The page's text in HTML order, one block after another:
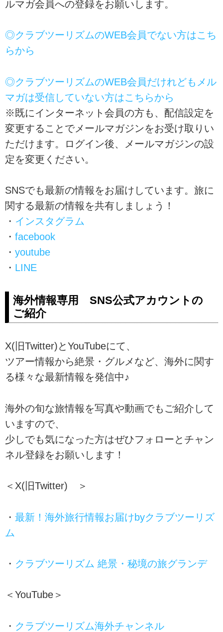
ルマガ会員への登録をお願いします。
◎クラブツーリズムのWEB会員でない方はこち
らから
◎クラブツーリズムのWEB会員だけれどもメル
マガは受信していない方はこちらから
※既にインターネット会員の方も、配信設定を
変更することでメールマガジンをお受け取りい
ただけます。ログイン後、メールマガジンの設
定を変更ください。
SNSでも最新の情報をお届けしています。旅に
関する最新の情報を共有しましょう！
・ インスタグラム
・ facebook
・ youtube
・ LINE
海外情報専用 SNS公式アカウントの
ご紹介
X(旧Twitter)とYouTubeにて、
ツアー情報から絶景・グルメなど、海外に関す
る様々な最新情報を発信中♪
海外の旬な旅情報を写真や動画でもご紹介して
いますので、
少しでも気になった方はぜひフォローとチャン
ネル登録をお願いします！
＜X(旧Twitter) ＞
・ 最新！海外旅行情報お届けbyクラブツーリズ
ム
・ クラブツーリズム 絶景・秘境の旅グランデ
＜YouTube＞
・ クラブツーリズム海外チャンネル